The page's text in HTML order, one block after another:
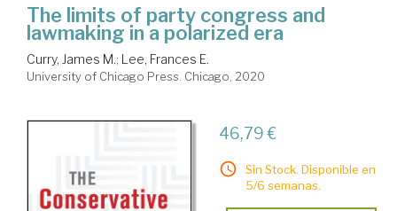
The limits of party congress and
lawmaking in a polarized era
Curry, James M.; Lee, Frances E.
University of Chicago Press. Chicago, 2020
46,79 €
Sin Stock. Disponible en
5/6 semanas.